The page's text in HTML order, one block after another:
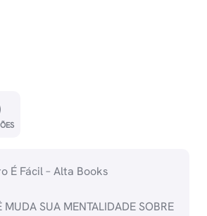
É Fácil – Alta Books
SUA MENTALIDADE SOBRE